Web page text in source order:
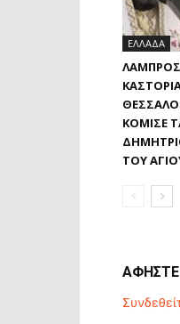
ΕΛΛΑΔΑ
ΚΌΜΙΣΕ
ΤΟΥ